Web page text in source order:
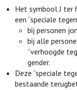
Het symbool J ter
een “speciale
bij personen
bij alle
“verhoogde
gender.
Deze “speciale
bestaande